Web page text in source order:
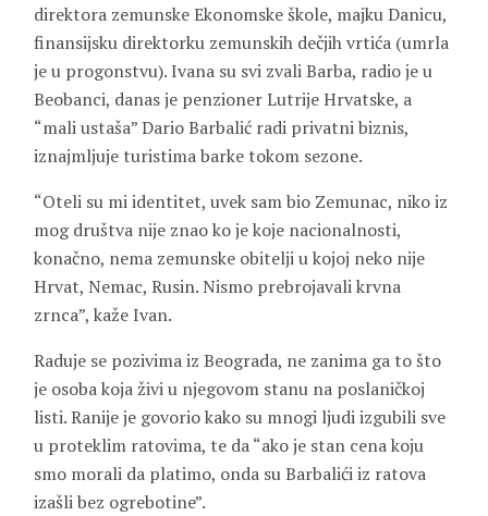
direktora zemunske Ekonomske škole, majku Danicu,
finansijsku direktorku zemunskih dečjih vrtića (umrla
je u progonstvu). Ivana su svi zvali Barba, radio je u
Beobanci, danas je penzioner Lutrije Hrvatske, a
“mali ustaša” Dario Barbalić radi privatni biznis,
iznajmljuje turistima barke tokom sezone.
“Oteli su mi identitet, uvek sam bio Zemunac, niko iz
mog društva nije znao ko je koje nacionalnosti,
konačno, nema zemunske obitelji u kojoj neko nije
Hrvat, Nemac, Rusin. Nismo prebrojavali krvna
zrnca”, kaže Ivan.
Raduje se pozivima iz Beograda, ne zanima ga to što
je osoba koja živi u njegovom stanu na poslaničkoj
listi. Ranije je govorio kako su mnogi ljudi izgubili sve
u proteklim ratovima, te da “ako je stan cena koju
smo morali da platimo, onda su Barbalići iz ratova
izašli bez ogrebotine”.